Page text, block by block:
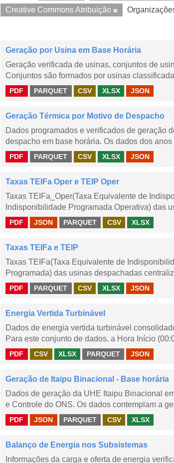
Creative Commons Atribuição
Geração por Usina em Base Horária
Geração verificada de usinas, conjuntos de
Conjuntos são formados por usinas
PDF PARQUET CSV XLSX JSON
Geração Térmica por Motivo de Despacho
Dados programados e verificados de geração
despacho em base horária. Os dados dos
PDF PARQUET CSV XLSX JSON
Taxas TEIFa Oper e TEIP Oper
Taxas TEIFa_Oper(Taxa Equivalente de
Indisponibilidade Programada Operativa) das
PDF JSON PARQUET CSV XLSX
Taxas TEIFa e TEIP
Taxas TEIFa(Taxa Equivalente de
Programada) das usinas despachadas
PDF PARQUET CSV XLSX JSON
Energia Vertida Turbinável
Dados de energia vertida turbinável
Para este conjunto de dados, a Hora Início
PDF CSV XLSX PARQUET JSON
Geração de Itaipu Binacional - Base horária
Dados de geração da UHE Itaipu Binacional
e Controle do ONS. Os dados contemplam a
PDF JSON PARQUET CSV XLSX
Balanço de Energia nos Subsistemas
Informações da carga e oferta de energia